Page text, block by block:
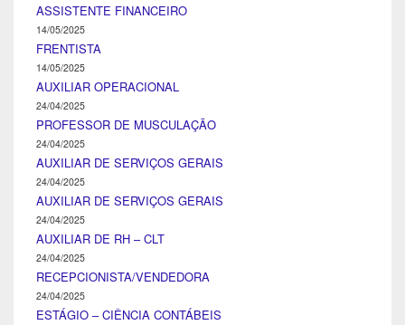
ASSISTENTE FINANCEIRO
14/05/2025
FRENTISTA
14/05/2025
AUXILIAR OPERACIONAL
24/04/2025
PROFESSOR DE MUSCULAÇÃO
24/04/2025
AUXILIAR DE SERVIÇOS GERAIS
24/04/2025
AUXILIAR DE SERVIÇOS GERAIS
24/04/2025
AUXILIAR DE RH – CLT
24/04/2025
RECEPCIONISTA/VENDEDORA
24/04/2025
ESTÁGIO – CIÊNCIA CONTÁBEIS